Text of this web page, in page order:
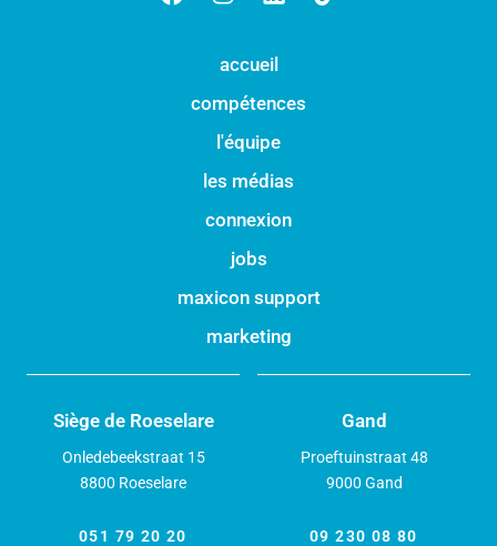
accueil
compétences
l'équipe
les médias
connexion
jobs
maxicon support
marketing
Siège de Roeselare
Onledebeekstraat 15
8800 Roeselare
051 79 20 20
Gand
Proeftuinstraat 48
9000 Gand
09 230 08 80